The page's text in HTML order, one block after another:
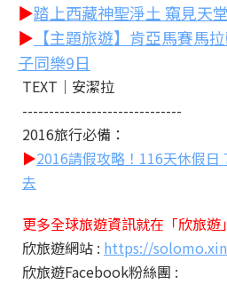
▶踏上西藏神聖淨土 窺見天
▶ 【主題旅遊】肯亞馬賽馬
子同樂9日
TEXT｜安潔拉
------------------------------
2016旅行必備：
▶2016請假攻略！116天休假日
去
更多全球旅遊資訊就在「欣旅遊
欣旅遊網站 : https://
欣旅遊Facebook粉絲團 :